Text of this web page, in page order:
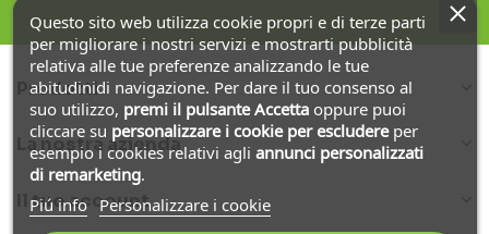
Prodotti
La nostra azienda
Il tuo account
Questo sito web utilizza cookie propri e di terze parti
per migliorare i nostri servizi e mostrarti pubblicità
relativa alle tue preferenze analizzando le tue
abitudinidi navigazione. Per dare il tuo consenso al
suo utilizzo, premi il pulsante Accettaoppure puoi
cliccare su personalizzare i cookie per escludereper
esempio i cookies relativi agli annunci personalizzati
di remarketing.
Piú info
Personalizzare i cookie